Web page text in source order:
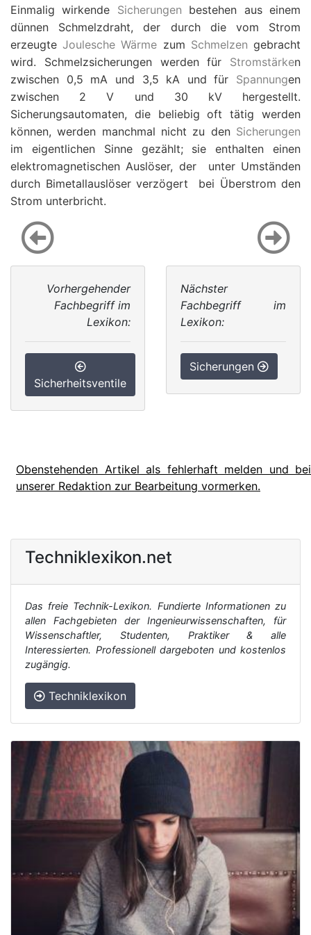
Einmalig wirkende Sicherungen bestehen aus einem
dünnen Schmelzdraht, der durch die vom Strom
erzeugteJoulesche Wärme zum Schmelzen gebracht
wird. Schmelzsicherungen werden für Stromstärken
zwischen 0,5 mA und 3,5 kA und für Spannungen
zwischen 2 V und 30 kV hergestellt.
Sicherungsautomaten, die beliebig oft tätig werden
können, werden manchmal nicht zu den Sicherungen
im eigentlichen Sinne gezählt; sie enthalten einen
elektromagnetischen Auslöser, der  unter Umständen
durch Bimetallauslöser verzögert  bei Überstrom den
Strom unterbricht.
Vorhergehender
Fachbegriff im
Lexikon:
Sicherheitsventile
Nächster
Fachbegriff im
Lexikon:
Sicherungen
Obenstehenden Artikel als fehlerhaft melden und bei
unserer Redaktion zur Bearbeitung vormerken.
Techniklexikon.net
Das freie Technik-Lexikon. Fundierte Informationen zu
allen Fachgebieten der Ingenieurwissenschaften, für
Wissenschaftler, Studenten, Praktiker & alle
Interessierten. Professionell dargeboten und kostenlos
zugängig.
Techniklexikon